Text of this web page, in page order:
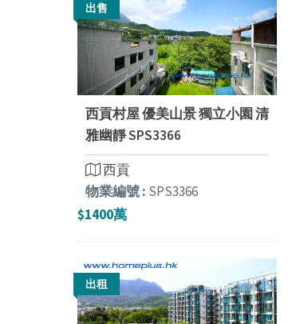
出售
西貢村屋 優美山景 獨立小園 清
雅幽靜 SPS3366
西貢
物業編號 : SPS3366
$1400萬
出租